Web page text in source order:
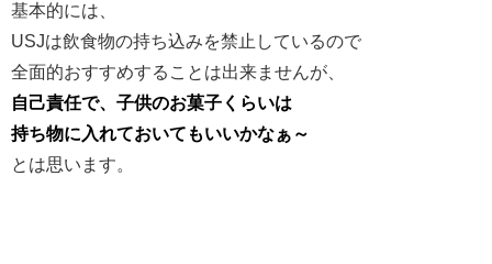
基本的には、
USJは飲食物の持ち込みを禁止しているので
全面的おすすめすることは出来ませんが、
自己責任で、子供のお菓子くらいは
持ち物に入れておいてもいいかなぁ～
とは思います。